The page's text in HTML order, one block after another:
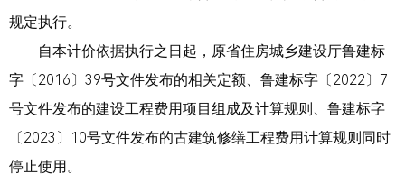
规定执行。
自本计价依据执行之日起，原省住房城乡建设厅鲁建标
字〔2016〕39号文件发布的相关定额、鲁建标字〔2022〕7
号文件发布的建设工程费用项目组成及计算规则、鲁建标字
〔2023〕10号文件发布的古建筑修缮工程费用计算规则同时
停止使用。